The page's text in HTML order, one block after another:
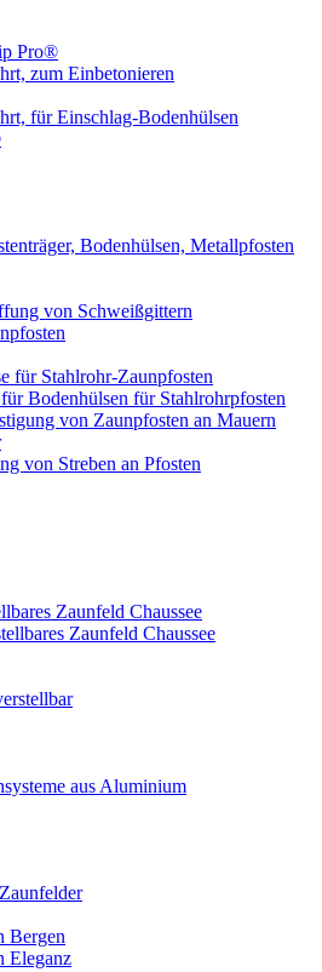
Pro®
zum Einbetonieren
für Einschlag-Bodenhülsen
Bodenhülsen, Metallpfosten
von Schweißgittern
für Stahlrohr-Zaunpfosten
Bodenhülsen für Stahlrohrpfosten
von Zaunpfosten an Mauern
von Streben an Pfosten
Zaunfeld Chaussee
Zaunfeld Chaussee
aus Aluminium
Bergen
Eleganz